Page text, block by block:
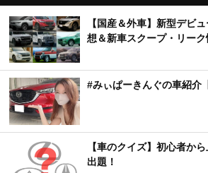
【国産＆外車】新型デビ
想＆新車スクープ・リー
#みぃぱーきんぐの車紹介
【車のクイズ】初心者か
出題！